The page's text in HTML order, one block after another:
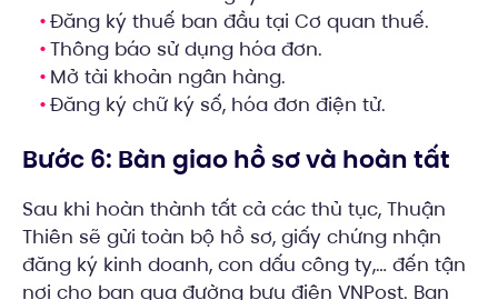
Đăng ký thuế ban đầu tại Cơ quan thuế.
Thông báo sử dụng hóa đơn.
Mở tài khoản ngân hàng.
Đăng ký chữ ký số, hóa đơn điện tử.
Bước 6: Bàn giao hồ sơ và hoàn tất
Sau khi hoàn thành tất cả các thủ tục, Thuận
Thiên sẽ gửi toàn bộ hồ sơ, giấy chứng nhận
đăng ký kinh doanh, con dấu công ty,… đến tận
nơi cho bạn qua đường bưu điện VNPost. Bạn